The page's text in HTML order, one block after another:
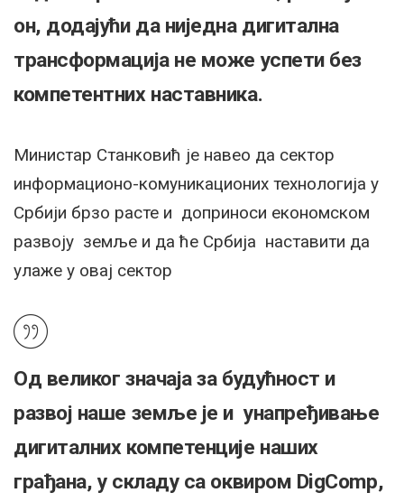
он, додајући да ниједна дигитална
трансформација не може успети без
компетентних наставника.
Министар Станковић је навео да сектор
информационо-комуникационих технологија у
Србији брзо расте и доприноси економском
развоју земље и да ће Србија наставити да
улаже у овај сектор
Од великог значаја за будућност и
развој наше земље је и унапређивање
дигиталних компетенције наших
грађана, у складу са оквиром DigComp,